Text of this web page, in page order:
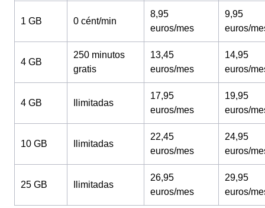
1 GB 0 cént/min
8,95
euros/mes
9,95
euros/
4 GB
250 minutos
gratis
13,45
euros/mes
14,95
euros/
4 GB Ilimitadas
17,95
euros/mes
19,95
euros/
10 GB Ilimitadas
22,45
euros/mes
24,95
euros/
25 GB Ilimitadas
26,95
euros/mes
29,95
euros/